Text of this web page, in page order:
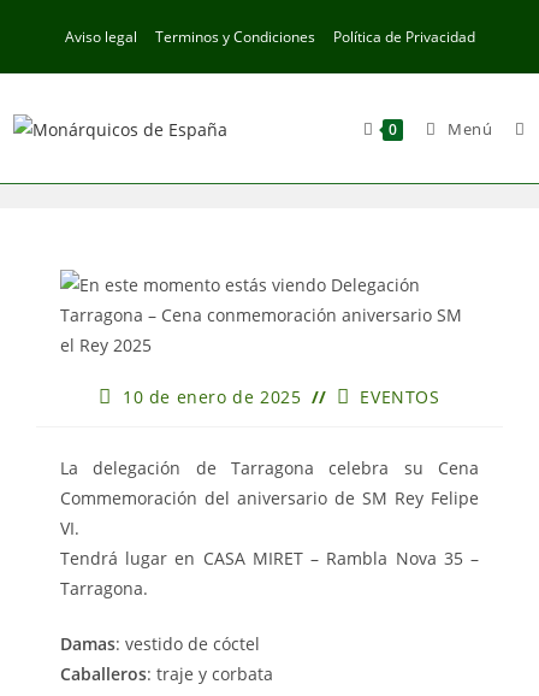
contenido
Aviso legal Terminos y Condiciones Política de Privacidad
0 Menú
Publicación
entrada:
10 de enero de 2025
Categoría
entrada:
EVENTOS
La delegación de Tarragona celebra su Cena
Commemoración del aniversario de SM Rey Felipe
VI.
Tendrá lugar en CASA MIRET – Rambla Nova 35 –
Tarragona.
Damas: vestido de cóctel
Caballeros: traje y corbata